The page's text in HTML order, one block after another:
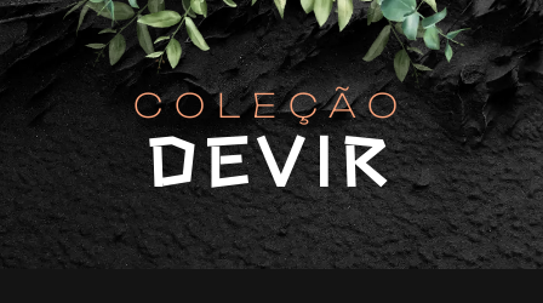
COLEÇÃO
DEVIR